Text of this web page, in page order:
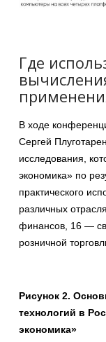
Где
В ходе
Сергей
исследования,
экономика» по
практического
различных
финансов, 16 —
розничной
Рисунок 2.
технологий в
экономика»